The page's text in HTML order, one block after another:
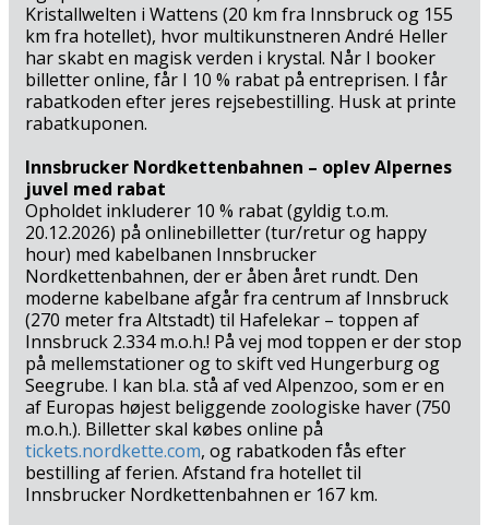
Kristallwelten i Wattens (20 km fra Innsbruck og 155
km fra hotellet), hvor multikunstneren André Heller
har skabt en magisk verden i krystal. Når I booker
billetter online, får I 10 % rabat på entreprisen. I får
rabatkoden efter jeres rejsebestilling. Husk at printe
rabatkuponen.
Innsbrucker Nordkettenbahnen – oplev Alpernes
juvel med rabat
Opholdet inkluderer 10 % rabat (gyldig t.o.m.
20.12.2026) på onlinebilletter (tur/retur og happy
hour) med kabelbanen Innsbrucker
Nordkettenbahnen, der er åben året rundt. Den
moderne kabelbane afgår fra centrum af Innsbruck
(270 meter fra Altstadt) til Hafelekar – toppen af
Innsbruck 2.334 m.o.h.! På vej mod toppen er der stop
på mellemstationer og to skift ved Hungerburg og
Seegrube. I kan bl.a. stå af ved Alpenzoo, som er en
af Europas højest beliggende zoologiske haver (750
m.o.h.). Billetter skal købes online på
tickets.nordkette.com, og rabatkoden fås efter
bestilling af ferien. Afstand fra hotellet til
Innsbrucker Nordkettenbahnen er 167 km.